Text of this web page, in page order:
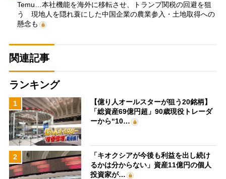
Temu…本社機能を海外に移転させ、トランプ関税の回避を狙
う 現地人を隠れ蓑にした中国企業の農業参入・土地取得への
懸念も
関連記事
ランキング
1
【億り人オールスターが狙う20銘柄】
「総資産69億円超」90歳現役トレーダ
ーから“10…
2
「キオクシアが今後も利益を出し続け
るかは分からない」資産11億円の個人
投資家が…